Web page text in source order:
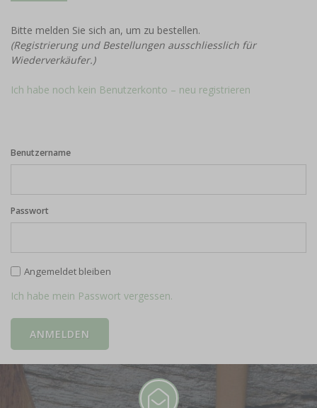
Bitte melden Sie sich an, um zu bestellen.
(Registrierung und Bestellungen ausschliesslich für
Wiederverkäufer.)
Ich habe noch kein Benutzerkonto – neu registrieren
Benutzername
Passwort
Angemeldet bleiben
Ich habe mein Passwort vergessen.